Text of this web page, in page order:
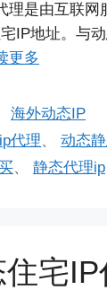
理是由互联网
IP地址。与
更多
海外动态IP
代理、动态
、 静态代理ip
住宅